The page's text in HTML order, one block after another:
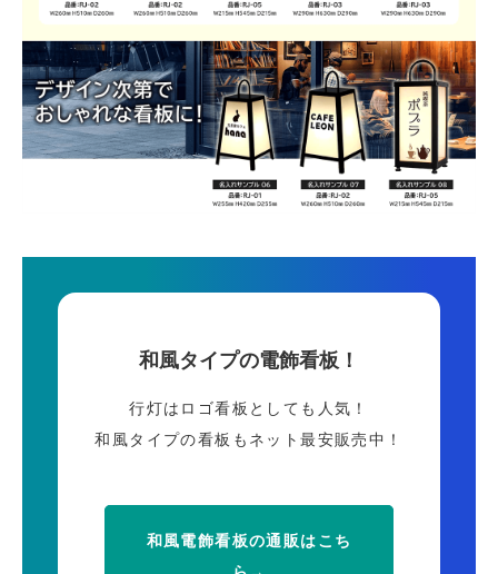
和風タイプの電飾看板！
行灯はロゴ看板としても人気！
和風タイプの看板もネット最安販売中！
和風電飾看板の通販はこち
ら→